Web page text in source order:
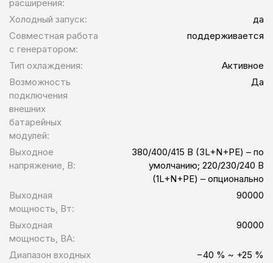
расширения:
Холодный запуск:
да
Совместная работа
с генератором:
поддерживается
Тип охлаждения:
Активное
Возможность
подключения
внешних
батарейных
модулей:
Да
Выходное
напряжение, В:
380/400/415 В (3L+N+PE) – по
умолчанию; 220/230/240 В
(1L+N+PE) – опционально
Выходная
мощность, Вт:
90000
Выходная
мощность, ВА:
90000
Диапазон входных
−40 % ~ +25 %